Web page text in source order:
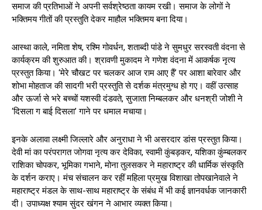
समाज की प्रतिभाओं ने अपनी सर्वश्रेष्ठता कायम रखी। समाज के लोगों ने
भक्तिमय गीतों की प्रस्तुति देकर माहौल भक्तिमय बना दिया।
आस्था काले, नमिता शेष, रश्मि गोवर्धन, शताब्दी पांडे ने सुमधुर सरस्वती वंदना से
कार्यक्रम की शुरुआत की। श्रावणी मुकादम ने गणेश वंदना में आकर्षक नृत्य
प्रस्तुत किया। ‘मेरे चौखट पर चलकर आज राम आए हैं’ पर आशा बारेवार और
शोभा मोहताज की सादगी भरी प्रस्तुति से दर्शक मंत्रमुग्ध हो गए। वहीं उत्साह
और ऊर्जा से भरे बच्चों यशस्वी दंडवते, सुजाता निम्बलकर और धनश्री जोशी ने
‘दिसला ग बाई दिसला’ गाने पर धमाल मचाया।
इनके अलावा लक्ष्मी जिल्लारे और अनुराधा ने भी असरदार डांस प्रस्तुत किया।
देवी मां का परंपरागत जोगवा नृत्य कर देविका, स्वामी कुंबड़कर, यशिका कुंम्बलकर
राशिका चोपकर, भूमिका गभाने, मोना तुलसकर ने महाराष्ट्र की धार्मिक संस्कृति
के दर्शन कराए। मंच संचालन कर रहीं महिला प्रमुख विशाखा तोपखानेवाले ने
महाराष्ट्र मंडल के साथ-साथ महाराष्ट्र के संबंध में भी कई ज्ञानवर्धक जानकारी
दी। उपाध्यक्ष श्याम सुंदर खंगन ने आभार व्यक्त किया।